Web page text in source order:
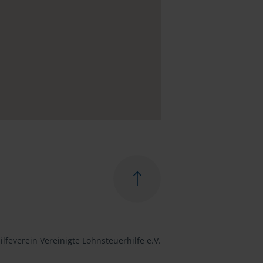
Vereinigte Lohnsteuerhilfe e.V.